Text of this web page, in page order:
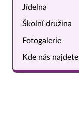
Jídelna
Školní družina
Fotogalerie
Kde nás najdete